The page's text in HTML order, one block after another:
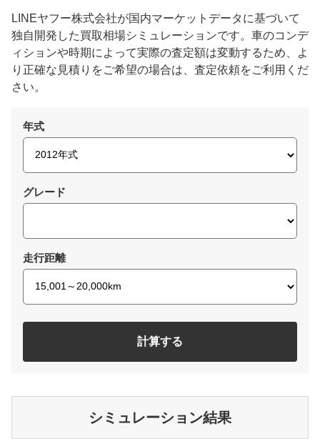
LINEヤフー株式会社が国内マーケットデータに基づいて
独自開発した買取相場シミュレーションです。車のコンデ
ィションや時期によって実際の査定額は変動するため、よ
り正確な見積りをご希望の場合は、査定依頼をご利用くだ
さい。
年式
グレード
走行距離
計算する
シミュレーション結果